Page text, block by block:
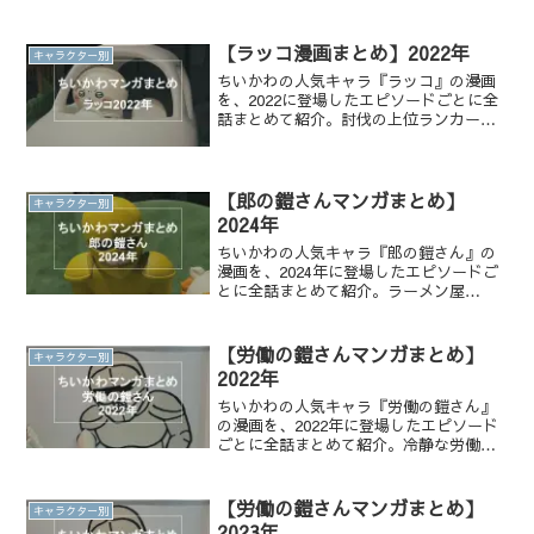
キャラクター別 【ラッコ漫画まとめ】2022年
ちいかわの人気キャラ『ラッコ』の漫画
を、2022に登場したエピソードごとに全
話まとめて紹介。討伐の上位ランカーで
キャラクター別
【郎の鎧さんマンガまとめ】
2024年
ちいかわの人気キャラ『郎の鎧さん』の
漫画を、2024年に登場したエピソードご
とに全話まとめて紹介。ラーメン屋
注目。全話無料で一気読みできます！
キャラクター別
【労働の鎧さんマンガまとめ】
2022年
ちいかわの人気キャラ『労働の鎧さん』
の漫画を、2022年に登場したエピソード
ごとに全話まとめて紹介。冷静な労働管
全話無料で一気読みできます！
キャラクター別
【労働の鎧さんマンガまとめ】